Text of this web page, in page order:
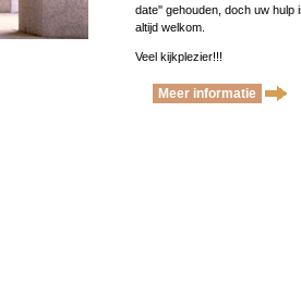
date'' gehouden, doch uw hulp
altijd welkom.
Veel kijkplezier!!!
Meer informatie